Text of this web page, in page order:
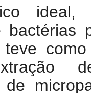
bactérias
teve
de